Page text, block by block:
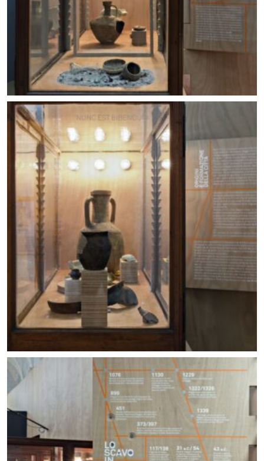
Allestimento mostra Lo scavo in piazza. Foto ©
Carlo Vannini